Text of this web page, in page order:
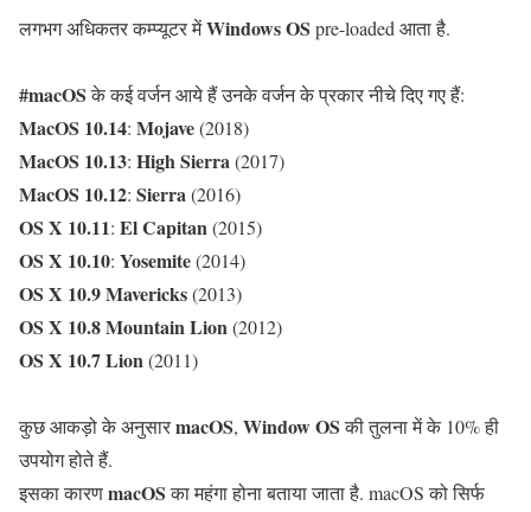
लगभग अधिकतर कम्प्यूटर मेंWindows OS pre-loaded आता है.
#macOSके कई वर्जन आये हैं उनके वर्जन के प्रकार नीचे दिए गए हैं:
MacOS 10.14: Mojave(2018)
MacOS 10.13: High Sierra(2017)
MacOS 10.12: Sierra(2016)
OS X 10.11: El Capitan(2015)
OS X 10.10: Yosemite(2014)
OS X 10.9Mavericks(2013)
OS X 10.8Mountain Lion(2012)
OS X 10.7Lion(2011)
कुछ आकड़ो के अनुसारmacOS, Window OSकी तुलना में के 10% ही
उपयोग होते हैं.
इसका कारणmacOSका महंगा होना बताया जाता है. macOS को सिर्फ